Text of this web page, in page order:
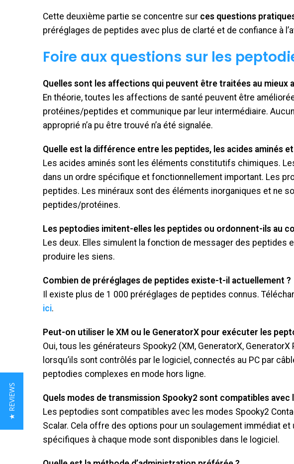
Cette deuxième partie se concentre sur ces questions
préréglages de peptides avec plus de clarté et de confiance à
Foire aux questions sur les
Quelles sont les affections qui peuvent être traitées au mieux
En théorie, toutes les affections de santé peuvent être
protéines/peptides et communique par leur intermédiaire.
approprié n’a pu être trouvé n’a été signalée.
Quelle est la différence entre les peptides, les acides aminés
Les acides aminés sont les éléments constitutifs chimiques.
dans un ordre spécifique et fonctionnellement important. Les
peptides. Les minéraux sont des éléments inorganiques et ne
peptides/protéines.
Les peptodies imitent-elles les peptides ou ordonnent-ils au
Les deux. Elles simulent la fonction de messager des peptides
produire les siens.
Combien de préréglages de peptides existe-t-il actuellement ?
Il existe plus de 1 000 préréglages de peptides connus.
ici.
Peut-on utiliser le XM ou le GeneratorX pour exécuter les
Oui, tous les générateurs Spooky2 (XM, GeneratorX,
lorsqu’ils sont contrôlés par le logiciel, connectés au PC par
peptodies complexes en mode hors ligne.
Quels modes de transmission Spooky2 sont compatibles avec
Les peptodies sont compatibles avec les modes Spooky2
Scalar. Cela offre des options pour un soulagement immédiat
spécifiques à chaque mode sont disponibles dans le logiciel.
★ REVIEWS